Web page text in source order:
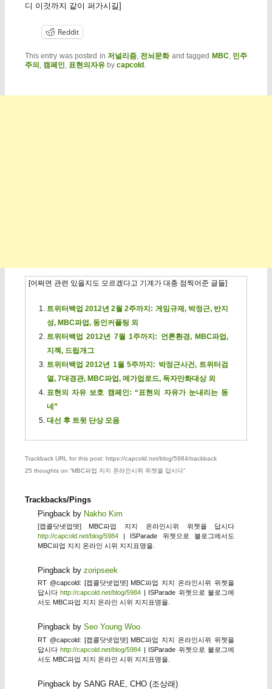
디 이것까지 같이 퍼가시길]
Reddit
This entry was posted in 저널리즘 전뇌문화and tagged MBC, 민주
주의 캠페인 표현의자유by capcold.
[어쩌면 관련 있을지도 모르겠다고 기계가 대충 점찍어준 글들]
트위터백업 2012년 2월 2주까지: 게임규제, 박정근, 반지
성, MBC파업, 동인커플링 외
트위터백업 2012년 7월 1주까지: 언론환경, MBC파업,
지젝, 드립개그
트위터백업 2012년 1월 5주까지: 박정근사건, 트위터검
열, 7대경관, MBC파업, 메가업로드, 독자만화대상 외
표현의 자유 보호 캠페인: “표현의 자유가 눈내리는 동
네”
대선 후 트윗 단상 모음
Trackback URL for this post: https://capcold.net/blog/5984/trackback
25 thoughts on “MBC파업 지지 온라인시위 위젯을 답시다”
Trackbacks/Pings
Pingback by Nakho Kim
[캡콜닷넷업뎃] MBC파업 지지 온라인시위 위젯을 답시다
http://capcold.net/blog/5984| ISParade 위젯으로 블로그에서도
MBC파업 지지 온라인 시위 지지표명을.
Pingback by zoripseek
RT @capcold: [캡콜닷넷업뎃] MBC파업 지지 온라인시위 위젯을
답시다 http://capcold.net/blog/5984 | ISParade 위젯으로 블로그에
서도 MBC파업 지지 온라인 시위 지지표명을.
Pingback by Seo Young Woo
RT @capcold: [캡콜닷넷업뎃] MBC파업 지지 온라인시위 위젯을
답시다http://capcold.net/blog/5984 | ISParade 위젯으로 블로그에
서도 MBC파업 지지 온라인 시위 지지표명을.
Pingback by SANG RAE, CHO (조상래)